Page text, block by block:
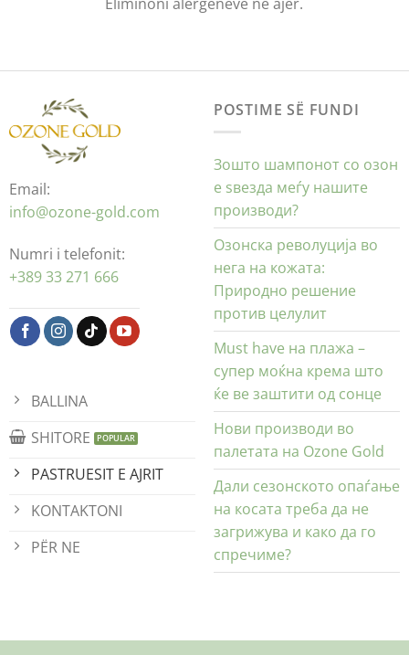
Email:
info@ozone-gold.com
Numri i telefonit:
+389 33 271 666
BALLINA
SHITORE
PASTRUESIT E AJRIT
KONTAKTONI
PËR NE
POSTIME SË FUNDI
Зошто шампонот со озон
е ѕвезда меѓу нашите
производи?
Озонска револуција во
нега на кожата:
Природно решение
против целулит
Must have на плажа –
супер моќна крема што
ќе ве заштити од сонце
Нови производи во
палетата на Ozone Gold
Дали сезонското опаѓање
на косата треба да не
загрижува и како да го
спречиме?